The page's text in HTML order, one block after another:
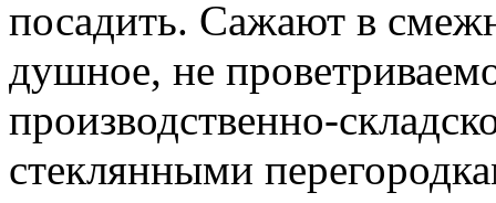
посадить. Сажают в
душное, не
производственно-
стеклянными